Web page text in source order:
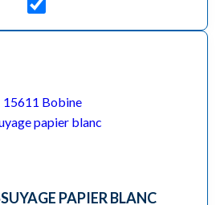
PAPIER BLANC